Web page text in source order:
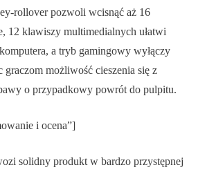
rollover pozwoli wcisnąć aż 16
12 klawiszy multimedialnych ułatwi
a tryb gamingowy wyłączy
możliwość cieszenia się z
o przypadkowy powrót do pulpitu.
i ocena”]
solidny produkt w bardzo przystępnej